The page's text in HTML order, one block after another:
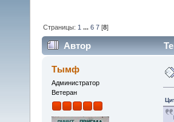
Страницы: 1 ...6 7 [8]
Автор
Тымф
Администратор
Ветеран